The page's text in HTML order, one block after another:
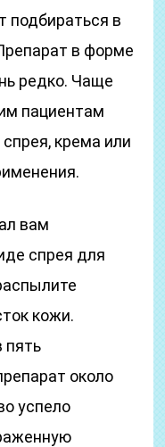
подбираться в
в форме
редко. Чаще
пациентам
крема или
вам
спрея для
кожи.
пять
около
успело